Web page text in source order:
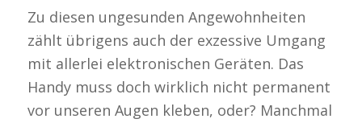
Zu diesen ungesunden Angewohnheiten
zählt übrigens auch der exzessive Umgang
mit allerlei elektronischen Geräten. Das
Handy muss doch wirklich nicht permanent
vor unseren Augen kleben, oder? Manchmal